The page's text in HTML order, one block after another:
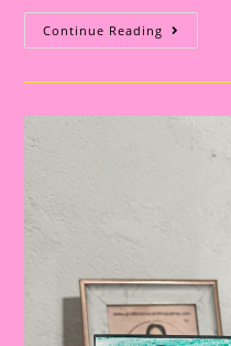
Continue Reading
De
2024
Às
Aulas: